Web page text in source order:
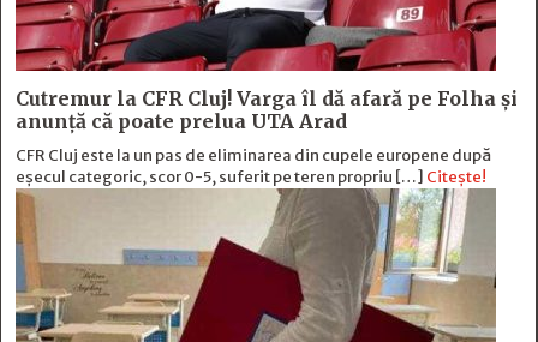
Cutremur la CFR Cluj! Varga îl dă afară pe Folha și
anunță că poate prelua UTA Arad
CFR Cluj este la un pas de eliminarea din cupele europene după
eșecul categoric, scor 0-5, suferit pe teren propriu […] Citește!